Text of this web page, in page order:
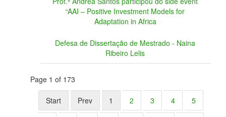
“AAI – Positive Investment Models for
Adaptation in Africa
Defesa de Dissertação de Mestrado - Naina
Ribeiro Lelis
Page 1 of 173
Start Prev 1 2 3 4 5